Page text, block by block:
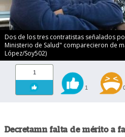
Dos de los tres contratistas señalados
Ministerio de Salud" comparecieron de
López/Soy502)
1
1
Decretamn falta de mérito a